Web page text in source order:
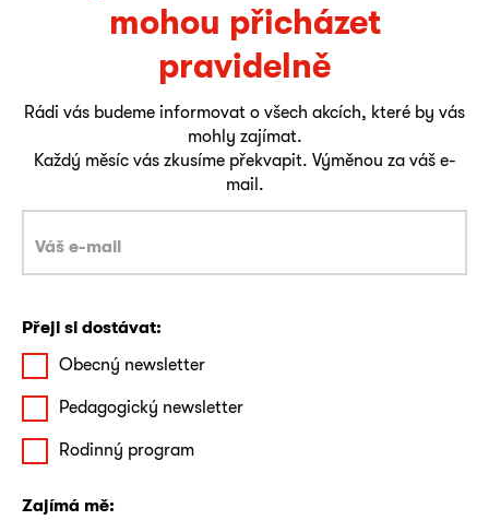
mohou přicházet
pravidelně
Rádi vás budeme informovat o všech akcích, které by vás
mohly zajímat.
Každý měsíc vás zkusíme překvapit. Výměnou za váš e-
mail.
Přeji si dostávat:
Obecný newsletter
Pedagogický newsletter
Rodinný program
Zajímá mě: